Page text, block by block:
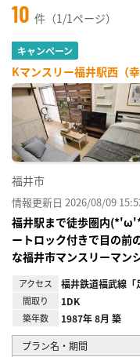
10 件（1/1ページ）
キャンペーン
Kマンスリー福井駅西（
福井市
情報更新日 2026/08/09
福井駅まで徒歩圏内
ートロック付きで目の前
な福井市マンスリーマン
アクセス 福井鉄道福武線「
間取り 1DK
築年数 1987年 8月 築
プラン名・期間